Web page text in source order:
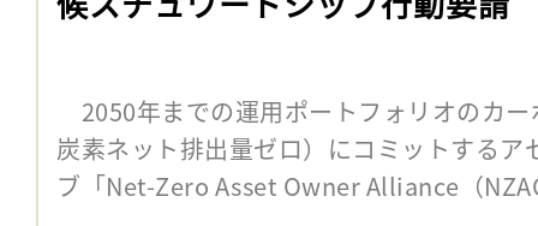
2050年までの運用ポートフォリオのカ
炭素ネット排出量ゼロ）にコミットする
ブ「Net-Zero Asset Owner Alliance（